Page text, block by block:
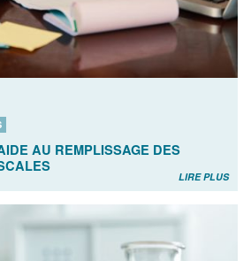
AU REMPLISSAGE DES
LIRE PLUS